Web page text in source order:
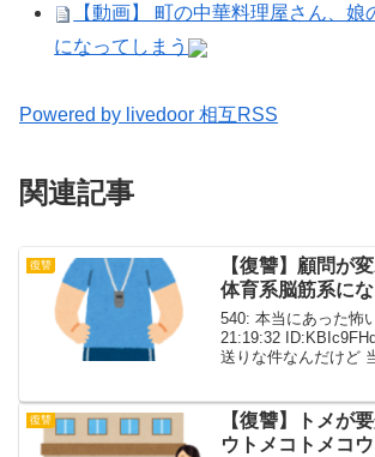
【動画】 町の中華料理屋さん、娘
になってしまう
Powered by livedoor 相互RSS
関連記事
復讐
【復讐】顧問が
体育系脳筋系に
540: 本当にあった怖
21:19:32
送りな件なんだけど
ス部だったんだ...
復讐
【復讐】トメが
ウトメコトメコ